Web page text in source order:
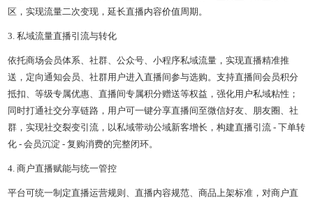
区，实现流量二次变现，延长直播内容价值周期。
3. 私域流量直播引流与转化
依托商场会员体系、社群、公众号、小程序私域流量，实现直播精准推
送，定向通知会员、社群用户进入直播间参与选购。支持直播间会员积分
抵扣、等级专属优惠、直播间专属积分赠送等权益，强化用户私域粘性；
同时打通社交分享链路，用户可一键分享直播间至微信好友、朋友圈、社
群，实现社交裂变引流，以私域带动公域新客增长，构建直播引流 - 下单转
化 - 会员沉淀 - 复购消费的完整闭环。
4. 商户直播赋能与统一管控
平台可统一制定直播运营规则、直播内容规范、商品上架标准，对商户直